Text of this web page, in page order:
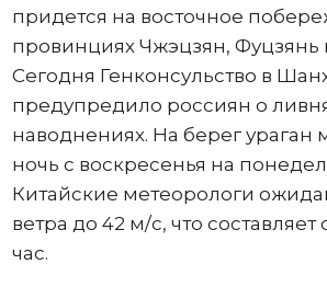
придется на восточное
провинциях Чжэцзян, Фуцзянь
Сегодня Генконсульство в
предупредило россиян о
наводнениях. На берег ураган
ночь с воскресенья на
Китайские метеорологи
ветра до 42 м/с, что составляет
час.